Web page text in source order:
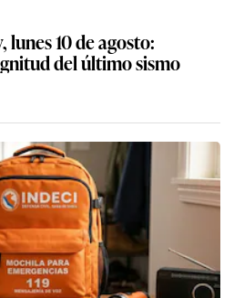
10 de agosto:
del último sismo